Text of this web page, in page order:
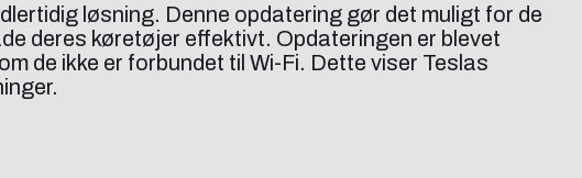
løsning. Denne opdatering gør det muligt for de
deres køretøjer effektivt. Opdateringen er blevet
de ikke er forbundet til Wi-Fi. Dette viser Teslas